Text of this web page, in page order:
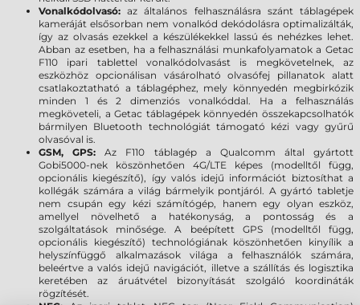
Vonalkódolvasó:az általános felhasználásra szánt táblagépek
kameráját elsősorban nem vonalkód dekódolásra optimalizálták,
így az olvasás ezekkel a készülékekkel lassú és nehézkes lehet.
Abban az esetben, ha a felhasználási munkafolyamatok a Getac
F110 ipari tablettel vonalkódolvasást is megkövetelnek, az
eszközhöz opcionálisan vásárolható olvasófej pillanatok alatt
csatlakoztatható a táblagéphez, mely könnyedén megbirkózik
minden 1 és 2 dimenziós vonalkóddal. Ha a felhasználás
megköveteli, a Getac táblagépek könnyedén összekapcsolhatók
bármilyen Bluetooth technológiát támogató kézi vagy gyűrű
olvasóval is.
GSM, GPS:Az F110 táblagép a Qualcomm által gyártott
Gobi5000-nek köszönhetően 4G/LTE képes (modelltől függ,
opcionális kiegészítő), így valós idejű információt biztosíthat a
kollégák számára a világ bármelyik pontjáról. A gyártó tabletje
nem csupán egy kézi számítógép, hanem egy olyan eszköz,
amellyel növelhető a hatékonyság, a pontosság és a
szolgáltatások minősége. A beépített GPS (modelltől függ,
opcionális kiegészítő) technológiának köszönhetően kinyílik a
helyszínfüggő alkalmazások világa a felhasználók számára,
beleértve a valós idejű navigációt, illetve a szállítás és logisztika
keretében az áruátvétel bizonyítását szolgáló koordináták
rögzítését.